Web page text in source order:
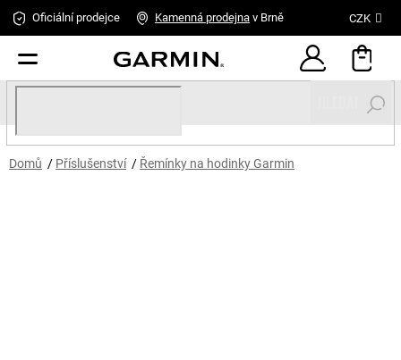
Oficiální prodejce Kamenná prodejnav Brně CZK
Domů / Příslušenství / Řemínky na hodinky Garmin